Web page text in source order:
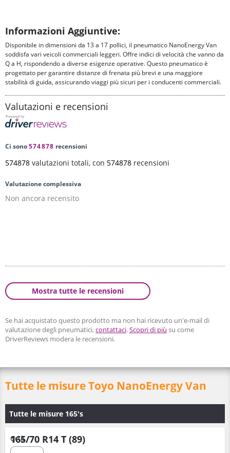
Informazioni Aggiuntive:
Disponibile in dimensioni da 13 a 17 pollici, il pneumatico NanoEnergy Van
soddisfa vari veicoli commerciali leggeri. Offre indici di velocità che vanno da
Q a H, rispondendo a diverse esigenze operative. Questo pneumatico è
progettato per garantire distanze di frenata più brevi e una maggiore
stabilità di guida, assicurando viaggi più sicuri per i conducenti commerciali.
Valutazioni e recensioni
Ci sono574878 recensioni
574878 valutazioni totali, con 574878 recensioni
Valutazione complessiva
Non ancora recensito
Mostra tutte le recensioni
Se hai acquistato questo prodotto ma non hai ricevuto un'e-mail di
valutazione degli pneumatici,contattaci.Scopri di più su come
DriverReviews modera le recensioni.
Tutte le misure Toyo NanoEnergy Van
Tutte le misure 165's
165/70 R14 T (89)
Q.tà